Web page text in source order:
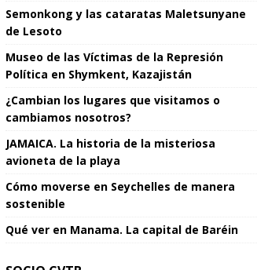
Semonkong y las cataratas Maletsunyane
de Lesoto
Museo de las Víctimas de la Represión
Política en Shymkent, Kazajistán
¿Cambian los lugares que visitamos o
cambiamos nosotros?
JAMAICA. La historia de la misteriosa
avioneta de la playa
Cómo moverse en Seychelles de manera
sostenible
Qué ver en Manama. La capital de Baréin